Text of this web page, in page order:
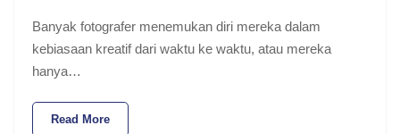
Banyak fotografer menemukan diri mereka dalam
kebiasaan kreatif dari waktu ke waktu, atau mereka
hanya…
Read More